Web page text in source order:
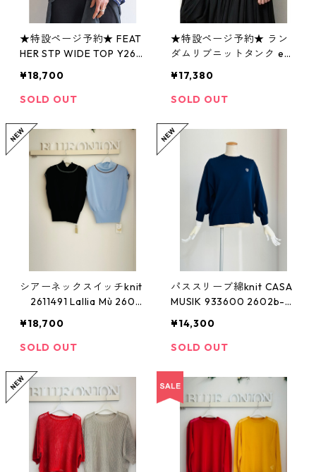
★特設ページ予約★ FEAT
HER STP WIDE TOP Y263
¥18,700
SOLD OUT
★特設ページ予約★ ラン
ダムリブニットタンク ens
chignon 039-2606
¥17,380
SOLD OUT
シアーネックスイッチknit
2611491 Lallia Mù 2603
¥18,700
SOLD OUT
パススリーブ綿knit CASA
MUSIK 933600 2602b-0
¥14,300
SOLD OUT